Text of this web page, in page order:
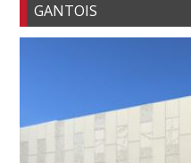
GANTOIS